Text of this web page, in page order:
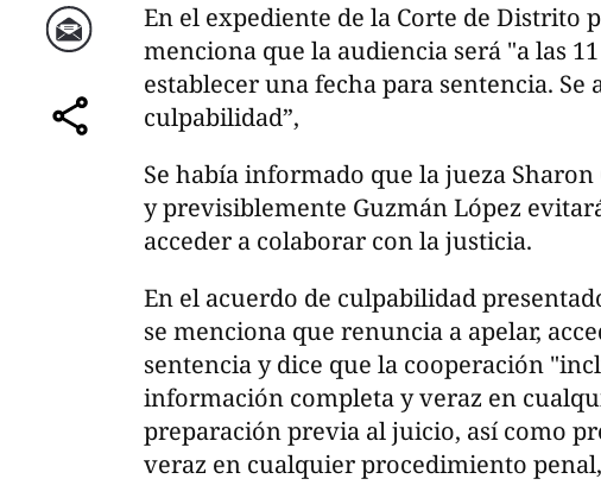
Correo
comparte
En el expediente de la Corte de Distrito
menciona que la audiencia será "a las
establecer una fecha para sentencia. Se
culpabilidad”,
Se había informado que la jueza
y previsiblemente Guzmán López
acceder a colaborar con la justicia.
En el acuerdo de culpabilidad
se menciona que renuncia a apelar,
sentencia y dice que la cooperación
información completa y veraz en
preparación previa al juicio, así como
veraz en cualquier procedimiento